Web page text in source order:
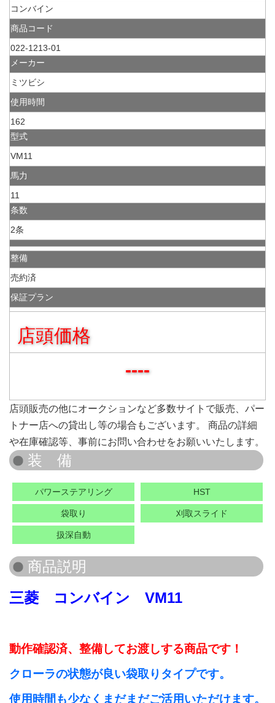
コンバイン
商品コード
022-1213-01
メーカー
ミツビシ
使用時間
162
型式
VM11
馬力
11
条数
2条
整備
売約済
保証プラン
店頭価格
----
店頭販売の他にオークションなど多数サイトで販売、パー
トナー店への貸出し等の場合もございます。 商品の詳細
や在庫確認等、事前にお問い合わせをお願いいたします。
パワーステアリング HST
袋取り 刈取スライド
扱深自動
三菱 コンバイン VM11
動作確認済、整備してお渡しする商品です！
クローラの状態が良い袋取りタイプです。
使用時間も少なくまだまだご活用いただけます。